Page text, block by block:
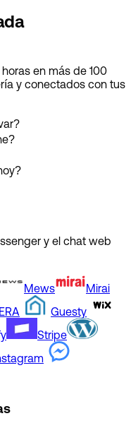
en más de 100
y conectados con tus
y el chat web
Mews
Mirai
Guesty
Stripe